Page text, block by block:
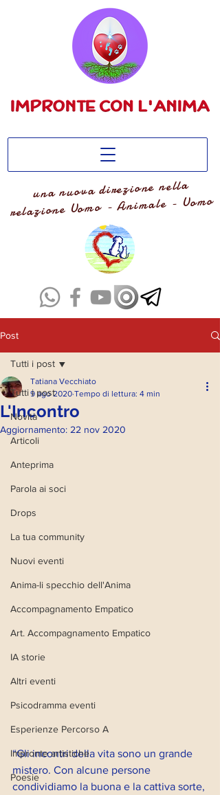
una nuova direzione nella
relazione Uomo - Animale - Uomo
Post
Tutti i post
Novità
Articoli
Anteprima
Parola ai soci
Drops
La tua community
Nuovi eventi
Anima-li specchio dell'Anima
Accompagnamento Empatico
Art. Accompagnamento Empatico
IA storie
Altri eventi
Psicodramma eventi
Esperienze Percorso A
Impronte artistiche
Poesie
Tutti i post
L'Incontro
Tatiana Vecchiato
9 ago 2020 Tempo di lettura: 4 min
Aggiornamento: 22 nov 2020
“Gli incontri della vita sono un grande
mistero. Con alcune persone
condividiamo la buona e la cattiva sorte,